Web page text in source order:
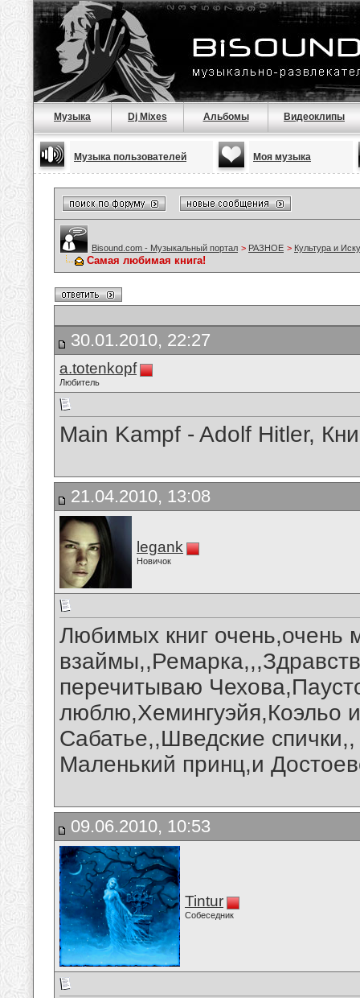
Музыка Dj Mixes Альбомы Видеоклипы
Музыка пользователей Моя музыка
Bisound.com - Музыкальный портал > РАЗНОЕ > Культура и
Самая любимая книга!
30.01.2010, 22:27
a.totenkopf
Любитель
Main Kampf - Adolf Hitler,
21.04.2010, 13:08
legank
Новичок
Любимых книг очень,очень
перечитываю
люблю,Хемингуэйя,Коэльо
Сабатье,,Шведские
Маленький принц,и
09.06.2010, 10:53
Tintur
Собеседник